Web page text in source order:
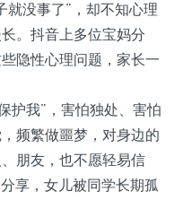
就没事了”，却不知心理
。抖音上多位宝妈分
隐性心理问题，家长一
护我”，害怕独处、害怕
频繁做噩梦，对身边的
朋友，也不愿轻易信
享，女儿被同学长期孤